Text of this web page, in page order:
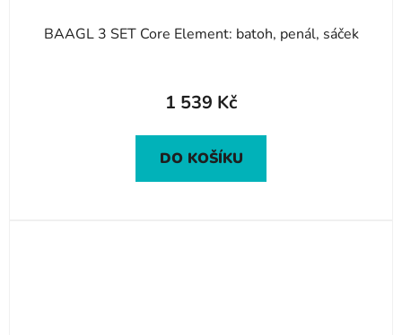
BAAGL 3 SET Core Element: batoh, penál, sáček
1 539 Kč
DO KOŠÍKU